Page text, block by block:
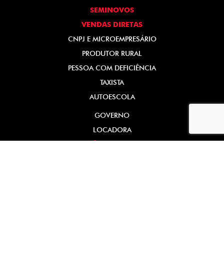
SEMINOVOS
VENDAS DIRETAS
CNPJ E MICROEMPRESÁRIO
PRODUTOR RURAL
PESSOA COM DEFICIÊNCIA
TAXISTA
AUTOESCOLA
GOVERNO
LOCADORA